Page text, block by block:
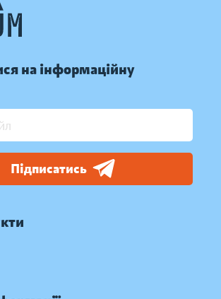
на інформаційну
Підписатись